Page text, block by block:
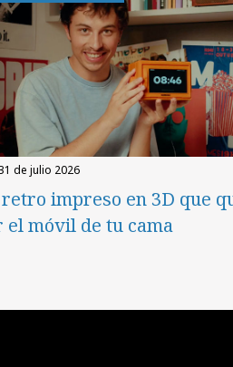
de julio 2026
impreso en 3D que
el móvil de tu cama